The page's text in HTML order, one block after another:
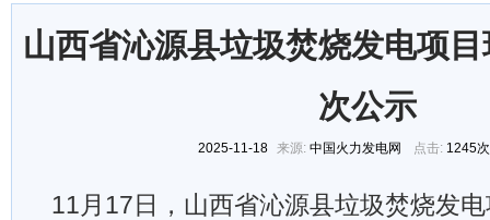
山西省沁源县垃圾焚烧发电项
次公示
2025-11-18 来源: 中国火力发电网 点击: 1245
11月17日，山西省沁源县垃圾焚烧发